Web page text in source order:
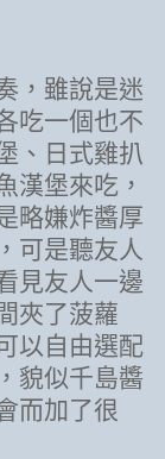
，雖說是迷
吃一個也不
、日式雞扒
漢堡來吃，
略嫌炸醬厚
可是聽友人
見友人一邊
夾了菠蘿
以自由選配
貌似千島醬
而加了很